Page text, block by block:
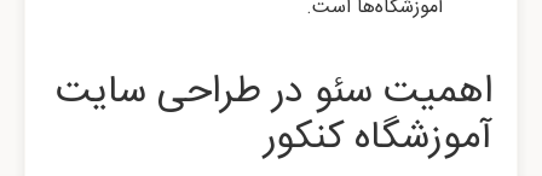
آموزشگاه‌ها است.
اهمیت سئو در طراحی سایت
آموزشگاه کنکور